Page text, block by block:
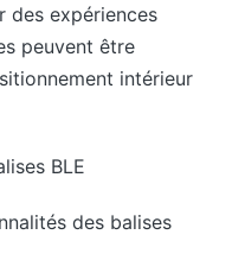
des expériences
peuvent être
intérieur
BLE
des balises